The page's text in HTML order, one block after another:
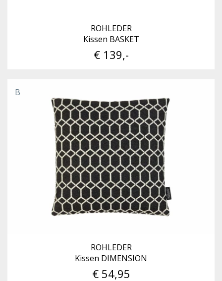
ROHLEDER
Kissen BASKET
€ 139,-
B
ROHLEDER
Kissen DIMENSION
€ 54,95